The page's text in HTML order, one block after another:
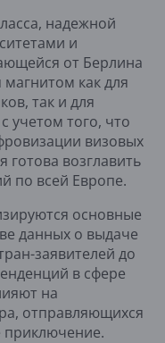
надежной
и
от Берлина
как для
так и для
учетом того, что
визовых
готова возглавить
по всей Европе.
основные
данных о выдаче
заявителей до
в сфере
на
отправляющихся
приключение.